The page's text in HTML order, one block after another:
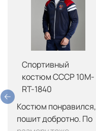
Спортивный
костюм СССР 10M-
RT-1840
Костюм понравился,
пошит добротно. По